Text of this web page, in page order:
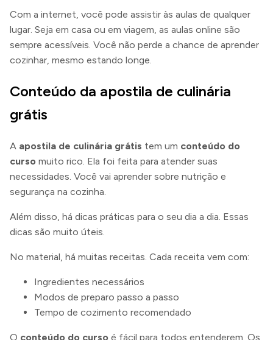
Com a internet, você pode assistir às aulas de qualquer
lugar. Seja em casa ou em viagem, as aulas online são
sempre acessíveis. Você não perde a chance de aprender
cozinhar, mesmo estando longe.
Conteúdo da apostila de culinária
grátis
A apostila de culinária grátis tem um conteúdo do
curso muito rico. Ela foi feita para atender suas
necessidades. Você vai aprender sobre nutrição e
segurança na cozinha.
Além disso, há dicas práticas para o seu dia a dia. Essas
dicas são muito úteis.
No material, há muitas receitas. Cada receita vem com:
Ingredientes necessários
Modos de preparo passo a passo
Tempo de cozimento recomendado
O conteúdo do curso é fácil para todos entenderem. Os